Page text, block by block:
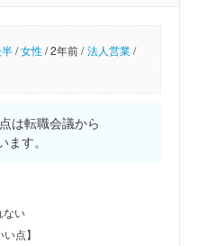
/女性/2年前 / 法人営業/
は転職会議から
す。
ない
点】